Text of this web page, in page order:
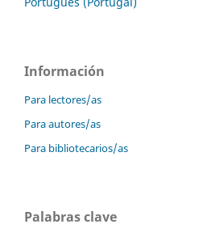
Información
Para lectores/as
Para autores/as
Para bibliotecarios/as
Palabras clave